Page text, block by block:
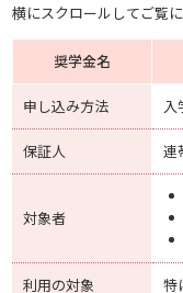
横にスクロールしてご覧に
奨学金名
申し込み方法 入
保証人 連
対象者
利用の対象 特